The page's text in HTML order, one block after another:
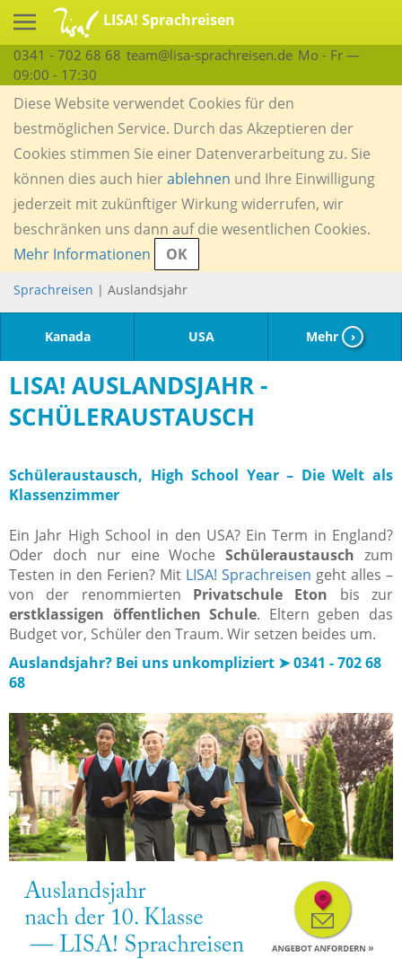
LISA! Sprachreisen
0341 - 702 68 68 team@lisa-sprachreisen.de Mo - Fr —
09:00 - 17:30
Diese Website verwendet Cookies für den
bestmöglichen Service. Durch das Akzeptieren der
Cookies stimmen Sie einer Datenverarbeitung zu. Sie
können dies auch hierablehnen und Ihre Einwilligung
jederzeit mit zukünftiger Wirkung widerrufen, wir
beschränken uns dann auf die wesentlichen Cookies.
Mehr Informationen
OK
Sprachreisen | Auslandsjahr
Kanada USA Mehr ›
LISA! AUSLANDSJAHR -
SCHÜLERAUSTAUSCH
Schüleraustausch, High School Year – Die Welt als
Klassenzimmer
Ein Jahr High School in den USA? Ein Term in England?
Oder doch nur eine WocheSchüleraustausch zum
Testen in den Ferien? Mit LISA! Sprachreisen geht alles –
von der renommierten Privatschule Eton bis zur
erstklassigen öffentlichen Schule. Eltern geben das
Budget vor, Schüler den Traum. Wir setzen beides um.
Auslandsjahr? Bei uns unkompliziert ➤ 0341 - 702 68
68